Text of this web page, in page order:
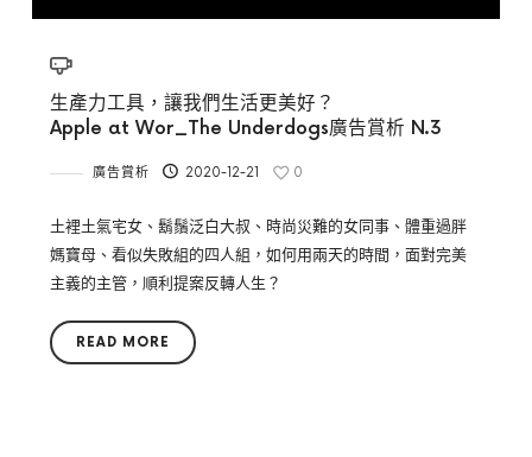
生產力工具，讓我們生活更美好？
Apple at Wor_The Underdogs廣告賞析 N.3
廣告賞析 2020-12-21 0
土裡土氣宅女、鬍鬚泛白大叔、時尚災難的女同事、體重過胖
媽寶母、看似失敗組的四人組，如何用兩天的時間，面對完美
主義的主管，順利提案反轉人生？
READ MORE